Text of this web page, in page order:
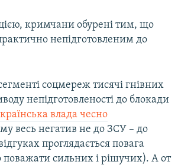
кримчани обурені тим, що
непідготовленим до
соцмереж тисячі гнівних
непідготовленості до блокади
влада чесно
весь негатив не до ЗСУ – до
проглядається повага
поважати сильних і рішучих). А от